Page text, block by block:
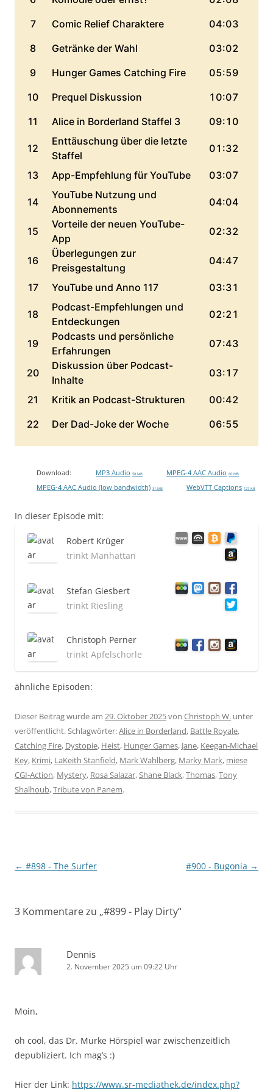
Download: MP3 Audio 58 MB MPEG-4 AAC Audio 60 MB
MPEG-4 AAC Audio (low bandwidth) 31 MB WebVTT Captions 127 KB
In dieser Episode mit:
Robert Krüger
trinkt Manhattan
Stefan Giesbert
trinkt Riesling
Christoph Perner
trinkt Apfelschorle
ähnliche Episoden:
Dieser Beitrag wurde am 29. Oktober 2025von Christoph W. unter
veröffentlicht. Schlagwörter:Alice in Borderland, Battle Royale,
Catching Fire, Dystopie, Heist, Hunger Games, Jane, Keegan-Michael
Key, Krimi, LaKeith Stanfield, Mark Wahlberg, Marky Mark, miese
CGI-Action, Mystery, Rosa Salazar,Shane Black,Thomas,Tony
Shalhoub,Tribute von Panem.
Beitragsnavigation
← #898 - The Surfer #900 - Bugonia →
3 Kommentare zu „#899 - Play Dirty“
Dennis
2. November 2025 um 09:22 Uhr
Moin,
oh cool, das Dr. Murke Hörspiel war zwischenzeitlich
depubliziert. Ich mag’s :)
Hier der Link: https://www.sr-mediathek.de/index.php?